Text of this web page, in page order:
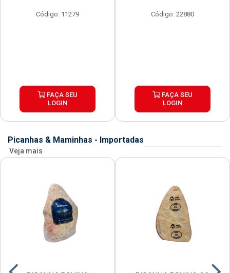
Código: 11279
FAÇA SEU
LOGIN
Código: 22880
FAÇA SEU
LOGIN
Picanhas & Maminhas - Importadas
Veja mais